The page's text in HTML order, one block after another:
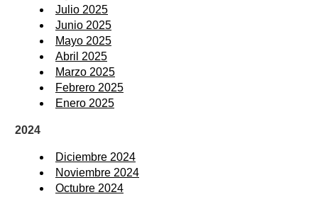
Julio 2025
Junio 2025
Mayo 2025
Abril 2025
Marzo 2025
Febrero 2025
Enero 2025
2024
Diciembre 2024
Noviembre 2024
Octubre 2024